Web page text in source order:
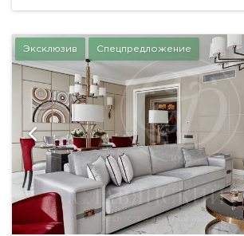
Эксклюзив Спецпредложение